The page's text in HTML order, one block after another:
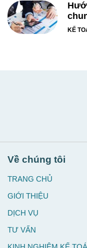
KẾ
Về chúng tôi
TRANG CHỦ
GIỚI THIỆU
DỊCH VỤ
TƯ VẤN